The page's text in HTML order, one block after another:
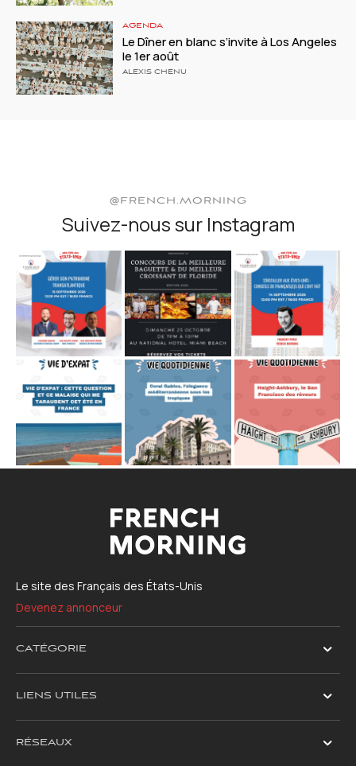
AGENDA
Le Dîner en blanc s’invite à Los Angeles
le 1er août
ALEXIS CHENU
@FRENCH.MORNING
Suivez-nous sur Instagram
Le site des Français des États-Unis
Devenez annonceur
CATÉGORIE
LIENS UTILES
RÉSEAUX